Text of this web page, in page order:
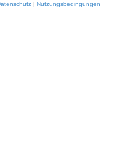
| Nutzungsbedingungen